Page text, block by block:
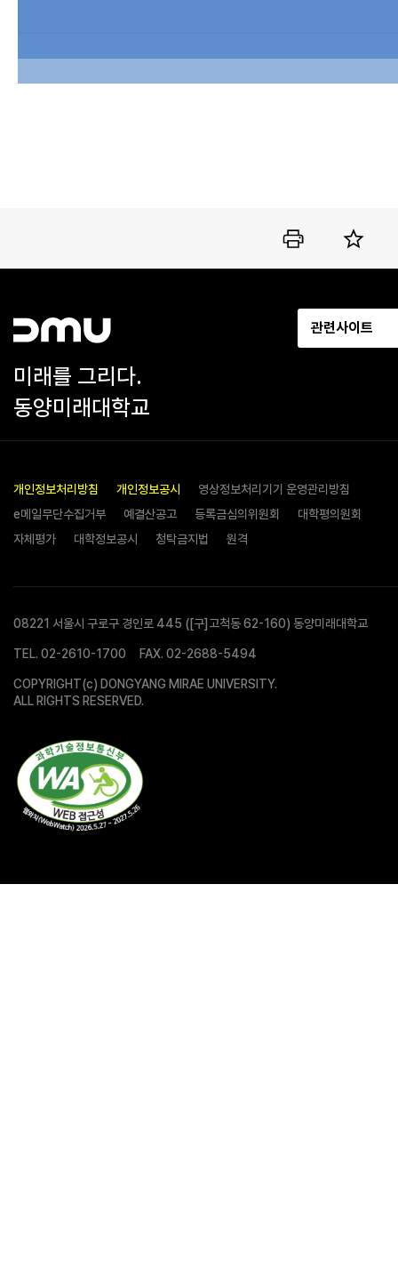
미래를 그리다.
동양미래대학교
관련사이트
개인정보처리방침 개인정보공시
영상정보처리기기 운영관리방침
e메일무단수집거부
예결산공고 등록금심의위원회
대학평의원회
자체평가
대학정보공시 청탁금지법 원격
08221 서울시 구로구 경인로 445 ([구]고척동 62-160) 동양미래대학교
TEL. 02-2610-1700 FAX. 02-2688-5494
COPYRIGHT(c) DONGYANG MIRAE UNIVERSITY.
ALL RIGHTS RESERVED.